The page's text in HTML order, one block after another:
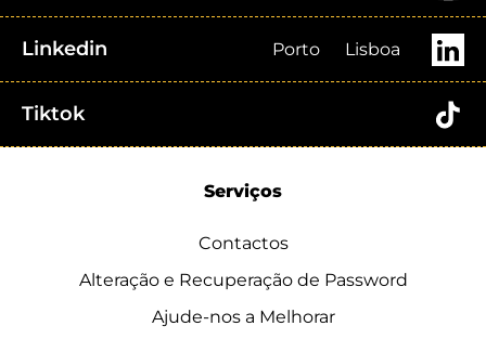
Linkedin Porto Lisboa
Tiktok
Serviços
Contactos
Alteração e Recuperação de Password
Ajude-nos a Melhorar